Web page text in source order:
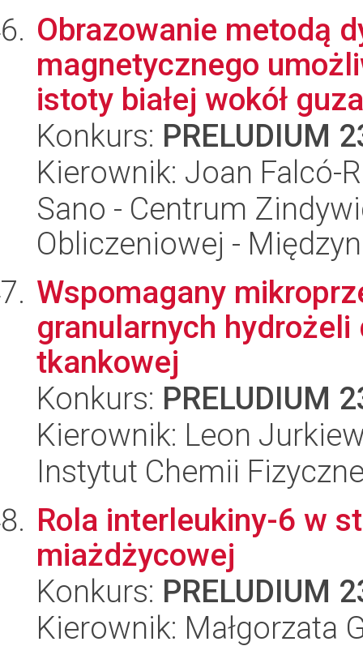
Obrazowanie metodą
magnetycznego
istoty białej wokół
Konkurs: PRELUDIUM
Kierownik: Joan Falcó-
Sano - Centrum
Obliczeniowej -
Wspomagany
granularnych
tkankowej
Konkurs: PRELUDIUM
Kierownik: Leon
Instytut Chemii
Rola interleukiny-6 w
miażdżycowej
Konkurs: PRELUDIUM
Kierownik: Małgorzata